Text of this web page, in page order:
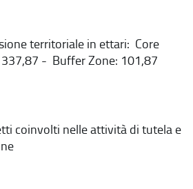
territoriale in ettari: Core
337,87 - Buffer Zone: 101,87
coinvolti nelle attività di tutela e